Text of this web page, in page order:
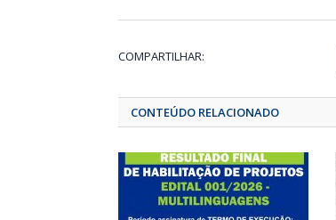
COMPARTILHAR:
CONTEÚDO RELACIONADO